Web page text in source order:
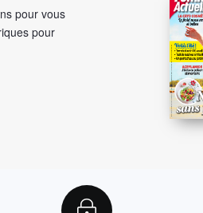
pour vous
pour